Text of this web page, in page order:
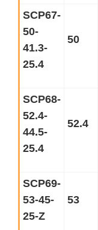
SCP67-
50-
41.3-
25.4
50
SCP68-
52.4-
44.5-
25.4
52.4
SCP69-
53-45-
25-Z
53